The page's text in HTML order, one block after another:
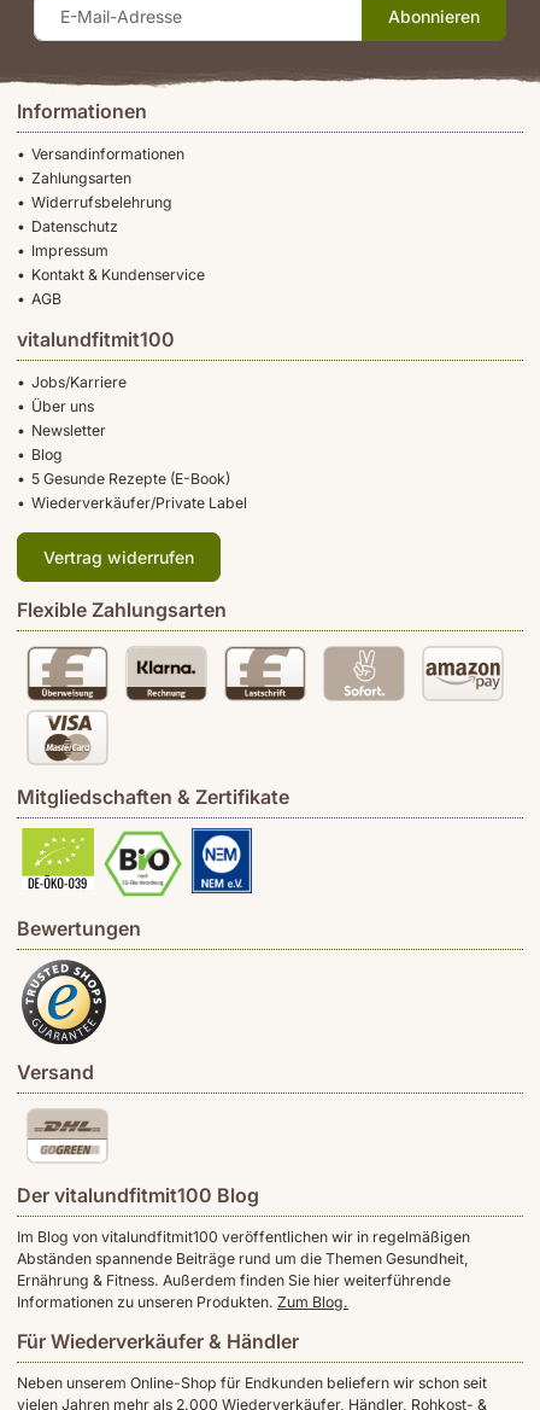
Informationen
Versandinformationen
Zahlungsarten
Widerrufsbelehrung
Datenschutz
Impressum
Kontakt & Kundenservice
AGB
vitalundfitmit100
Jobs/Karriere
Über uns
Newsletter
Blog
5 Gesunde Rezepte (E-Book)
Wiederverkäufer/Private Label
Vertrag widerrufen
Flexible Zahlungsarten
Mitgliedschaften & Zertifikate
Bewertungen
Versand
Der vitalundfitmit100 Blog
Im Blog von vitalundfitmit100 veröffentlichen wir in regelmäßigen
Abständen spannende Beiträge rund um die Themen Gesundheit,
Ernährung & Fitness. Außerdem finden Sie hier weiterführende
Informationen zu unseren Produkten. Zum Blog.
Für Wiederverkäufer & Händler
Neben unserem Online-Shop für Endkunden beliefern wir schon seit
vielen Jahren mehr als 2.000 Wiederverkäufer, Händler, Rohkost- &
Abonnieren